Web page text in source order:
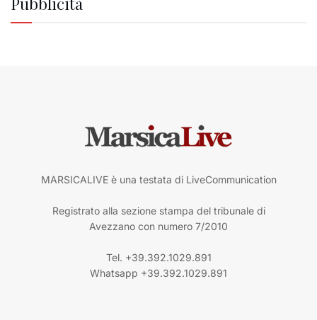
MARSICALIVE è una testata di LiveCommunication
Registrato alla sezione stampa del tribunale di
Avezzano con numero 7/2010
Tel. +39.392.1029.891
Whatsapp +39.392.1029.891